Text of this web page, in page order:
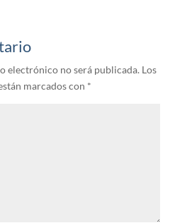
electrónico no será publicada. Los
marcados con *